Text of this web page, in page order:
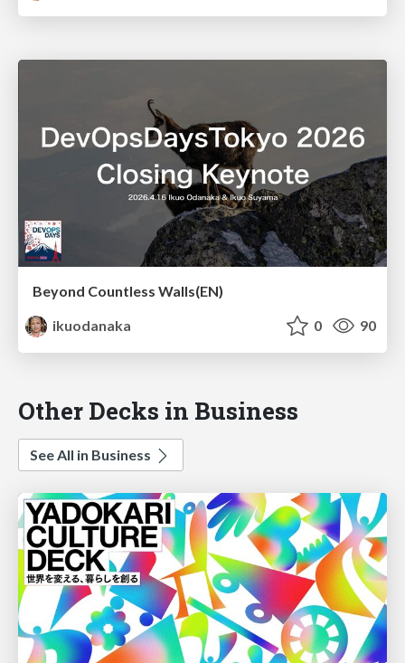
Beyond Countless Walls(EN)
ikuodanaka
0 90
Other Decks in Business
See All in Business